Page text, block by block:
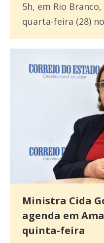
5h, em Rio
quarta-feira (28)
Ministra Cida
agenda em
quinta-feira